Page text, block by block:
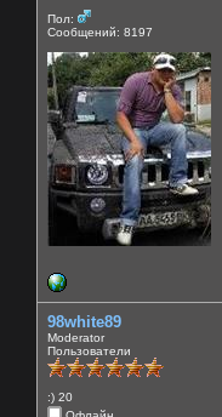
Пол:
Сообщений: 8197
98white89
Moderator
Пользователи
:) 20